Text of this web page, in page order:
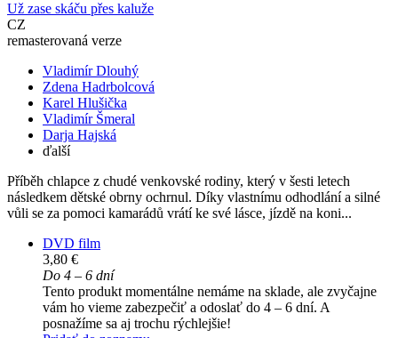
Už zase skáču přes kaluže
CZ
remasterovaná verze
Vladimír Dlouhý
Zdena Hadrbolcová
Karel Hlušička
Vladimír Šmeral
Darja Hajská
ďalší
Příběh chlapce z chudé venkovské rodiny, který v šesti letech
následkem dětské obrny ochrnul. Díky vlastnímu odhodlání a silné
vůli se za pomoci kamarádů vrátí ke své lásce, jízdě na koni...
DVD film
3,80 €
Do 4 – 6 dní
Tento produkt momentálne nemáme na sklade, ale zvyčajne
vám ho vieme zabezpečiť a odoslať do 4 – 6 dní. A
posnažíme sa aj trochu rýchlejšie!